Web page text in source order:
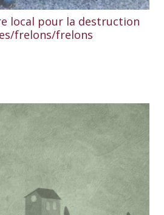
local pour la destruction
frelons/frelons